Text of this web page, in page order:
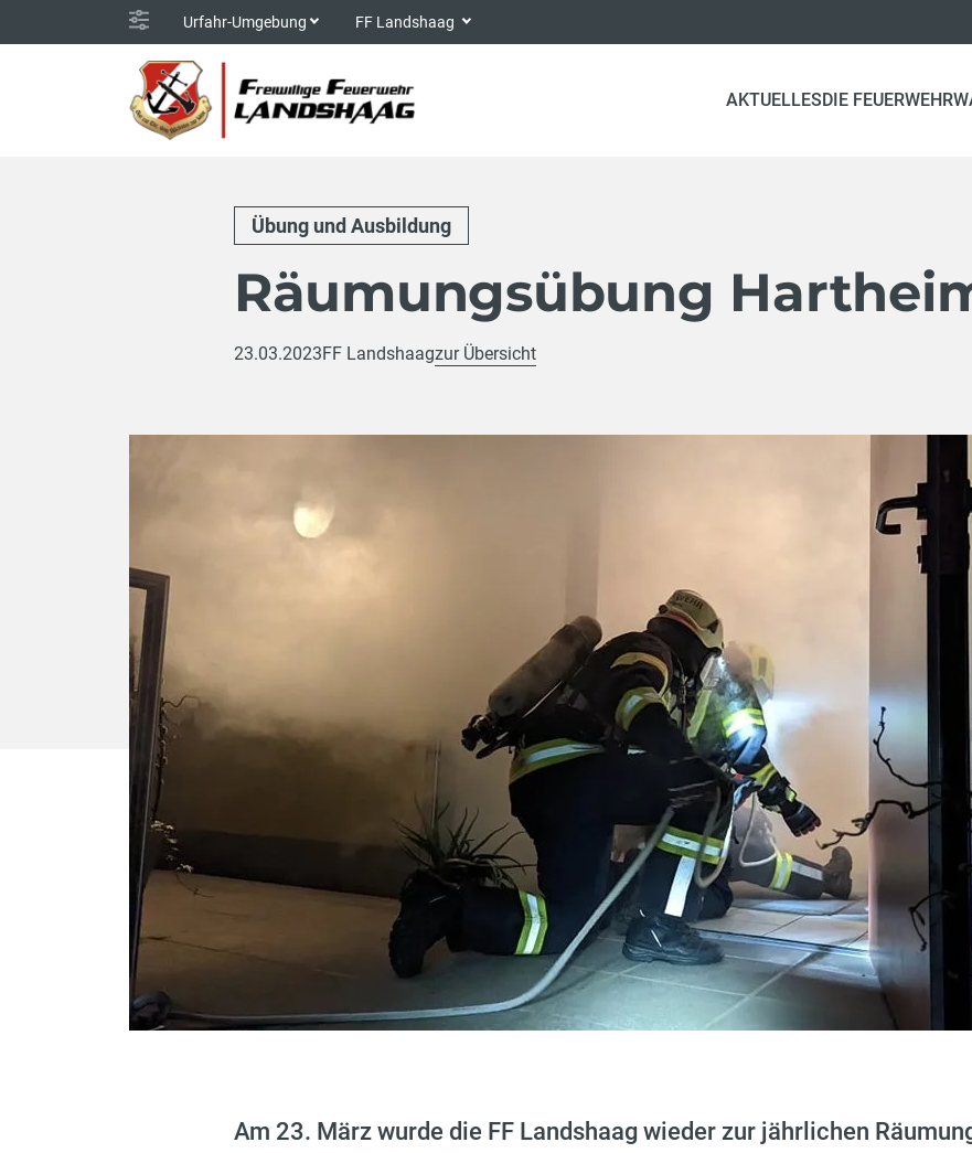
Urfahr-Umgebung FF Landshaag
AKTUELLES DIE FEUERWEHR
Übung und Ausbildung
Räumungsübung
23.03.2023FF Landshaagzur Übersicht
Am 23. März wurde die FF Landshaag wieder zur jährlichen